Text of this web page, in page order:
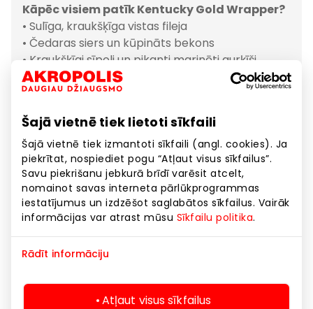
Šajā vietnē tiek lietoti sīkfaili
Šajā vietnē tiek izmantoti sīkfaili (angl. cookies). Ja
piekrītat, nospiediet pogu “Atļaut visus sīkfailus”.
Savu piekrišanu jebkurā brīdī varēsit atcelt,
nomainot savas interneta pārlūkprogrammas
iestatījumus un izdzēšot saglabātos sīkfailus. Vairāk
informācijas var atrast mūsu Sīkfailu politika.
Rādīt informāciju
Atļaut visus sīkfailus
Kāpēc visiem patīk Kentucky Gold Wrapper?
• Sulīga, kraukšķīga vistas fileja
• Čedaras siers un kūpināts bekons
• Kraukšķīgi sīpoli un pikanti marinēti gurķīši
• Un protams – mūsu ikoniskā Kentucky Gold
mērce
neapšaubāmi KFC — īsts fanu favorīts, kas
pelnījis atgriešanos.
Tagad Kentucky Gold Wrapper var izvēlēties
sev tīkamāko:
atspirdzinošu dzērienu